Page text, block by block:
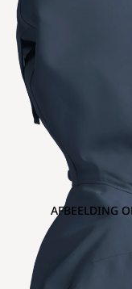
AFBEELDING